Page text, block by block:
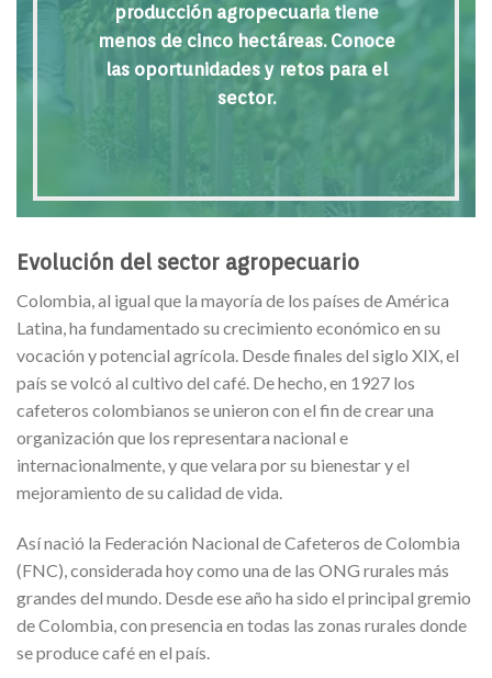
producción agropecuaria tiene
menos de cinco hectáreas. Conoce
las oportunidades y retos para el
sector.
Evolución del sector agropecuario
Colombia, al igual que la mayoría de los países de América
Latina, ha fundamentado su crecimiento económico en su
vocación y potencial agrícola. Desde finales del siglo XIX, el
país se volcó al cultivo del café. De hecho, en 1927 los
cafeteros colombianos se unieron con el fin de crear una
organización que los representara nacional e
internacionalmente, y que velara por su bienestar y el
mejoramiento de su calidad de vida.
Así nació la Federación Nacional de Cafeteros de Colombia
(FNC), considerada hoy como una de las ONG rurales más
grandes del mundo. Desde ese año ha sido el principal gremio
de Colombia, con presencia en todas las zonas rurales donde
se produce café en el país.